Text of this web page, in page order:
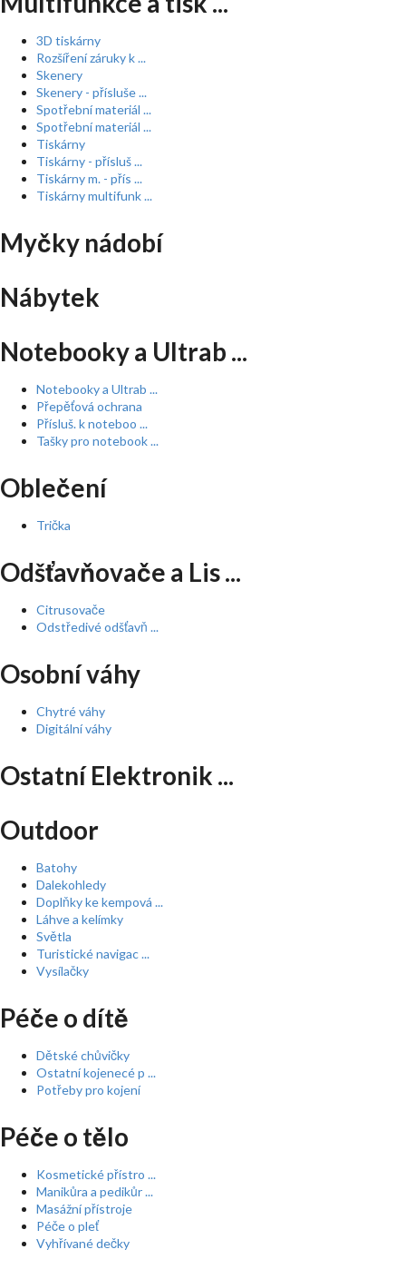
3D tiskárny
Rozšíření záruky k ...
Skenery
Skenery - přísluše ...
Spotřební materiál ...
Spotřební materiál ...
Tiskárny
Tiskárny - přísluš ...
Tiskárny m. - přís ...
Tiskárny multifunk ...
Myčky nádobí
Nábytek
Notebooky a Ultrab ...
Notebooky a Ultrab ...
Přepěťová ochrana
Přísluš. k noteboo ...
Tašky pro notebook ...
Oblečení
Trička
Odšťavňovače a Lis ...
Citrusovače
Odstředivé odšťavň ...
Osobní váhy
Chytré váhy
Digitální váhy
Ostatní Elektronik ...
Outdoor
Batohy
Dalekohledy
Doplňky ke kempová ...
Láhve a kelímky
Světla
Turistické navigac ...
Vysílačky
Péče o dítě
Dětské chůvičky
Ostatní kojenecé p ...
Potřeby pro kojení
Péče o tělo
Kosmetické přístro ...
Manikůra a pedikůr ...
Masážní přístroje
Péče o pleť
Vyhřívané dečky